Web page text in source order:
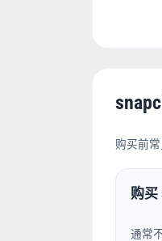
购买前
购买
通常